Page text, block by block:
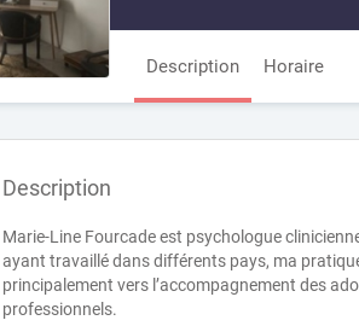
Description Horaire
Description
Marie-Line Fourcade est psychologue
ayant travaillé dans différents pays, ma
principalement vers l’accompagnement des
professionnels.